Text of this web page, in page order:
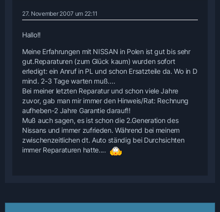
27. November 2007 um 22:11
Hallo!!
Meine Erfahrungen mit NISSAN in Polen ist gut bis sehr
gut.Reparaturen (zum Glück kaum) wurden sofort
erledigt: ein Anruf in PL und schon Ersatzteile da. Wo in D
mind. 2-3 Tage warten muß....
Bei meiner letzten Reparatur und schon viele Jahre
zuvor, gab man mir immer den Hinweis/Rat: Rechnung
aufheben-2 Jahre Garantie darauf!!
Muß auch sagen, es ist schon die 2.Generation des
Nissans und immer zufrieden. Während bei meinem
zwischenzeitlichen dt. Auto ständig bei Durchsichten
immer Reparaturen hatte....